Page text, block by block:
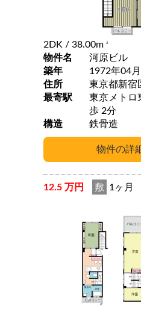
2DK / 38.00m 2
物件名
河原ビル
築年
1972年04月
住所
東京都新宿
最寄駅
東京メトロ東
歩 2分
構造
鉄骨造
12.5 万円 敷 1ヶ月